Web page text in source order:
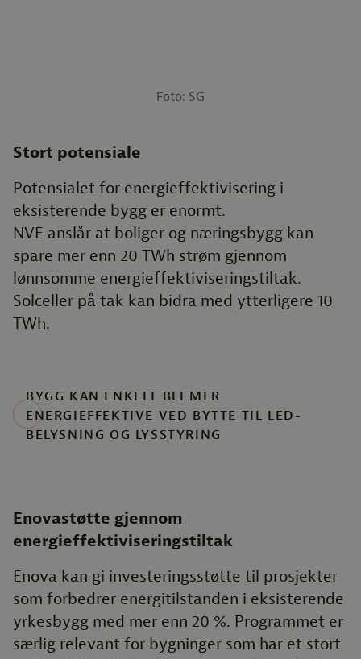
Foto: SG
Stort potensiale
Potensialet for energieffektivisering i
eksisterende bygg er enormt.
NVE anslår at boliger og næringsbygg kan
spare mer enn 20 TWh strøm gjennom
lønnsomme energieffektiviseringstiltak.
Solceller på tak kan bidra med ytterligere 10
TWh.
BYGG KAN ENKELT BLI MER
ENERGIEFFEKTIVE VED BYTTE TIL LED-
BELYSNING OG LYSSTYRING
Enovastøtte gjennom
energieffektiviseringstiltak
Enova kan gi investeringsstøtte til prosjekter
som forbedrer energitilstanden i eksisterende
yrkesbygg med mer enn 20 %. Programmet er
særlig relevant for bygninger som har et stort